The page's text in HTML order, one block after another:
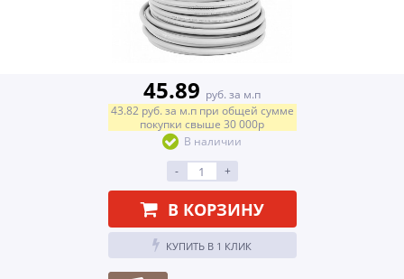
45.89 руб. за м.п
43.82 руб. за м.п при общей сумме
покупки свыше 30 000р
В наличии
-
+
В КОРЗИНУ
КУПИТЬ В 1 КЛИК